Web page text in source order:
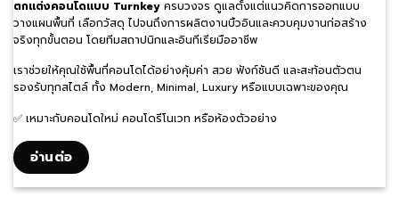
ตกแต่งคอนโดแบบ Turnkey ครบวงจร ดูแลตั้งแต่แนวคิดการออกแบบ
วางแผนพื้นที่ เลือกวัสดุ ไปจนถึงการผลิตงานบิ้วอินและควบคุมงานก่อสร้าง
จริงทุกขั้นตอน โดยทีมสถาปนิกและอินทีเรียมืออาชีพ
เราช่วยให้คุณใช้พื้นที่คอนโดได้อย่างคุ้มค่า สวย ฟังก์ชันดี และสะท้อนตัวตน
รองรับทุกสไตล์ ทั้ง Modern, Minimal, Luxury หรือแบบเฉพาะของคุณ
✅ เหมาะกับคอนโดใหม่ คอนโดรีโนเวท หรือห้องตัวอย่าง
อ่านต่อ